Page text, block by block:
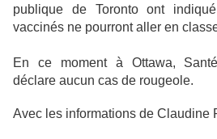
publique de Toronto ont
vaccinés ne pourront aller en
En ce moment à Ottawa,
déclare aucun cas de rougeole.
Avec les informations de Claudine